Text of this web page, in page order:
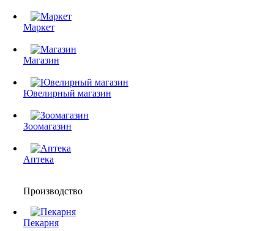
Маркет
Магазин
Ювелирный магазин
Зоомагазин
Аптека
Производство
Пекарня